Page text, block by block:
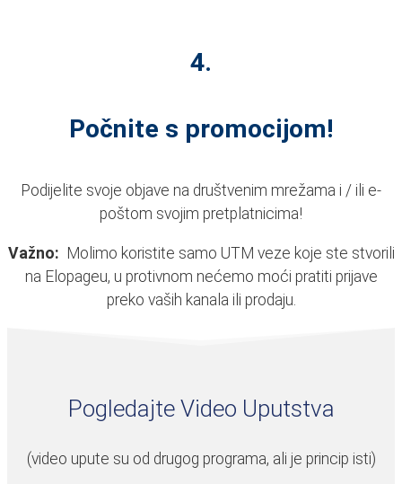
4.
Počnite s promocijom!
Podijelite svoje objave na društvenim mrežama i / ili e-
poštom svojim pretplatnicima!
Važno: Molimo koristite samo UTM veze koje ste stvorili
na Elopageu, u protivnom nećemo moći pratiti prijave
preko vaših kanala ili prodaju.
Pogledajte Video Uputstva
(video upute su od drugog programa, ali je princip isti)